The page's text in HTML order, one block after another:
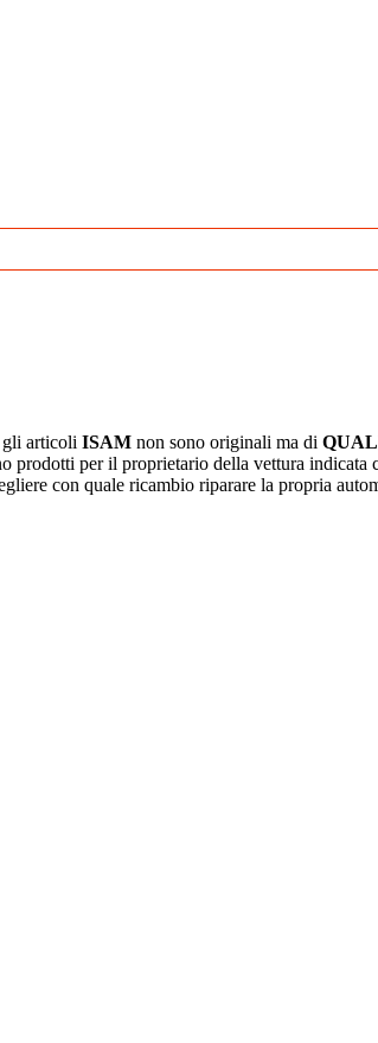
articoli ISAM non sono originali ma di
prodotti per il proprietario della vettura indicata
con quale ricambio riparare la propria